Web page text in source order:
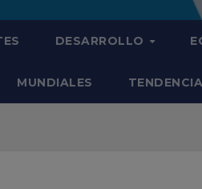
DESARROLLO
MUNDIALES